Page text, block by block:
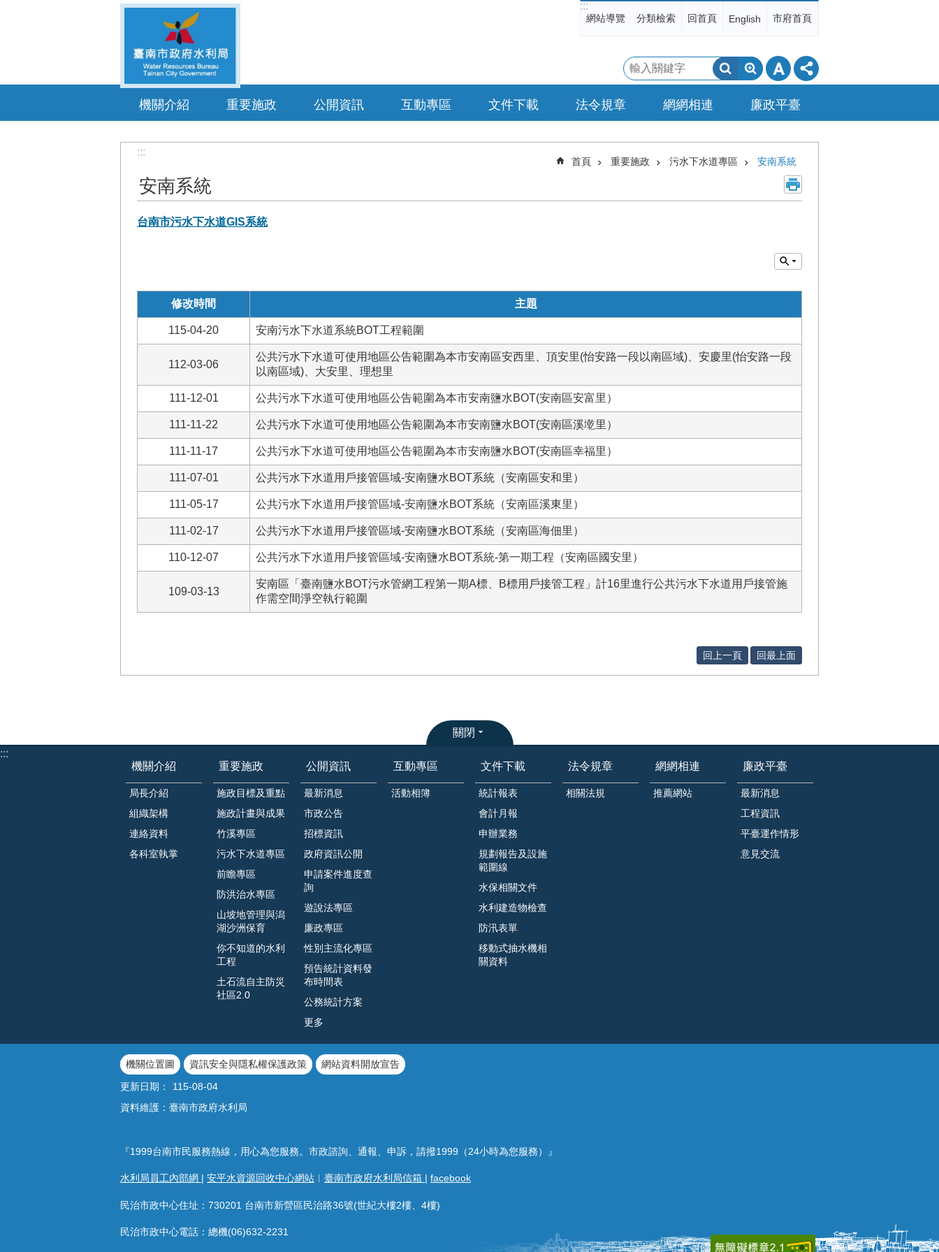
:::
網站導覽 分類檢索 回首頁 English 市府首頁
搜
尋
機關介紹 重要施政 公開資訊 互動專區 文件下載 法令規章 網網相連 廉政平臺
:::
首頁 重要施政 污水下水道專區 安南系統
安南系統
台南市污水下水道GIS系統
修改時間 主題
115-04-20 安南污水下水道系統BOT工程範圍
112-03-06
公共污水下水道可使用地區公告範圍為本市安南區安西里、頂安里(怡安路一段以南區域)、安慶里(怡安路一段
以南區域)、大安里、理想里
111-12-01 公共污水下水道可使用地區公告範圍為本市安南鹽水BOT(安南區安富里）
111-11-22 公共污水下水道可使用地區公告範圍為本市安南鹽水BOT(安南區溪墘里）
111-11-17 公共污水下水道可使用地區公告範圍為本市安南鹽水BOT(安南區幸福里）
111-07-01 公共污水下水道用戶接管區域-安南鹽水BOT系統（安南區安和里）
111-05-17 公共污水下水道用戶接管區域-安南鹽水BOT系統（安南區溪東里）
111-02-17 公共污水下水道用戶接管區域-安南鹽水BOT系統（安南區海佃里）
110-12-07 公共污水下水道用戶接管區域-安南鹽水BOT系統-第一期工程（安南區國安里）
109-03-13
安南區「臺南鹽水BOT污水管網工程第一期A標、B標用戶接管工程」計16里進行公共污水下水道用戶接管施
作需空間淨空執行範圍
回上一頁 回最上面
關閉
:::
機關介紹
局長介紹
組織架構
連絡資料
各科室執掌
重要施政
施政目標及重點
施政計畫與成果
竹溪專區
污水下水道專區
前瞻專區
防洪治水專區
山坡地管理與潟
湖沙洲保育
你不知道的水利
工程
土石流自主防災
社區2.0
公開資訊
最新消息
市政公告
招標資訊
政府資訊公開
申請案件進度查
詢
遊說法專區
廉政專區
性別主流化專區
預告統計資料發
布時間表
公務統計方案
更多
互動專區
活動相簿
文件下載
統計報表
會計月報
申辦業務
規劃報告及設施
範圍線
水保相關文件
水利建造物檢查
防汛表單
移動式抽水機相
關資料
法令規章
相關法規
網網相連
推薦網站
廉政平臺
最新消息
工程資訊
平臺運作情形
意見交流
機關位置圖 資訊安全與隱私權保護政策
網站資料開放宣告
更新日期：
115-08-04
資料維護：臺南市政府水利局
『1999台南市民服務熱線，用心為您服務。市政諮詢、通報、申訴，請撥1999（24小時為您服務）』
水利局員工內部網 | 安平水資源回收中心網站 ︱ 臺南市政府水利局信箱 | facebook
民治市政中心住址：730201 台南市新營區民治路36號(世紀大樓2樓、4樓)
民治市政中心電話：總機(06)632-2231